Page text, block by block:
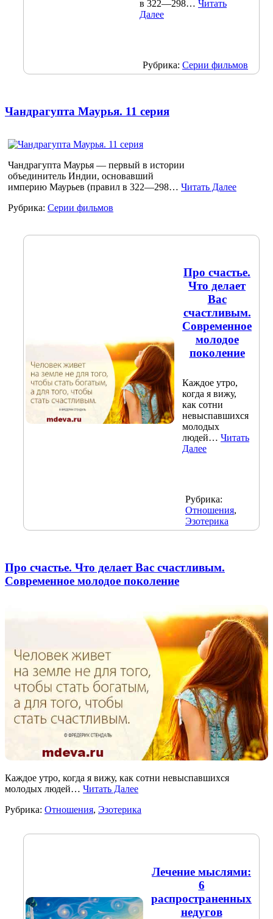
в 322—298… Читать
Далее
Рубрика: Серии фильмов
Чандрагупта Маурья. 11 серия
Чандрагупта Маурья — первый в истории
объединитель Индии, основавший
империю Маурьев (правил в 322—298… Читать Далее
Рубрика: Серии фильмов
Про счастье.
Что делает
Вас
счастливым.
Современное
молодое
поколение
Каждое утро,
когда я вижу,
как сотни
невыспавшихся
молодых
людей… Читать
Далее
Рубрика:
Отношения,
Эзотерика
Про счастье. Что делает Вас счастливым.
Современное молодое поколение
Каждое утро, когда я вижу, как сотни невыспавшихся
молодых людей… Читать Далее
Рубрика: Отношения, Эзотерика
Лечение мыслями:
6
распространенных
недугов